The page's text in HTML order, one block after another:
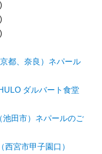
都、奈良）ネパール
ダルバート食堂
田市）ネパールのご
西宮市甲子園口）